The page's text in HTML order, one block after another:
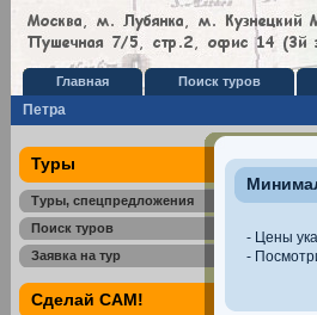
Главная Поиск туров
Петра
Туры
Туры, спецпредложения
Поиск туров
Заявка на тур
Сделай САМ!
- Цены
-